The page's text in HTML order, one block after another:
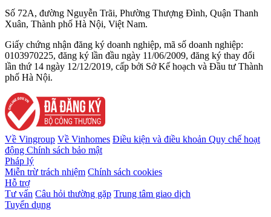
Số 72A, đường Nguyễn Trãi, Phường Thượng Đình, Quận Thanh
Xuân, Thành phố Hà Nội, Việt Nam.
Giấy chứng nhận đăng ký doanh nghiệp, mã số doanh nghiệp:
0103970225, đăng ký lần đầu ngày 11/06/2009, đăng ký thay đổi
lần thứ 14 ngày 12/12/2019, cấp bởi Sở Kế hoạch và Đầu tư Thành
phố Hà Nội.
Về Vingroup Về Vinhomes Điều kiện và điều khoản Quy chế hoạt
động Chính sách bảo mật
Pháp lý
Miễn trừ trách nhiệm Chính sách cookies
Hỗ trợ
Tư vấn Câu hỏi thường gặp Trung tâm giao dịch
Tuyển dụng